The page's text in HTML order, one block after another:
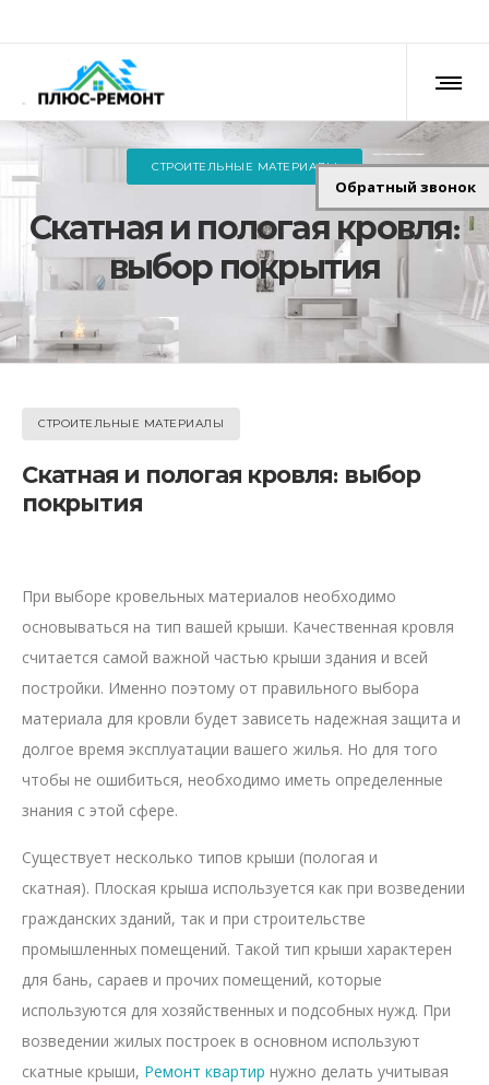
СТРОИТЕЛЬНЫЕ МАТЕРИАЛЫ
Скатная и пологая кровля:
выбор покрытия
СТРОИТЕЛЬНЫЕ МАТЕРИАЛЫ
Скатная и пологая кровля: выбор
покрытия
При выборе кровельных материалов необходимо
основываться на тип вашей крыши. Качественная кровля
считается самой важной частью крыши здания и всей
постройки. Именно поэтому от правильного выбора
материала для кровли будет зависеть надежная защита и
долгое время эксплуатации вашего жилья. Но для того
чтобы не ошибиться, необходимо иметь определенные
знания с этой сфере.
Существует несколько типов крыши (пологая и
скатная). Плоская крыша используется как при возведении
гражданских зданий, так и при строительстве
промышленных помещений. Такой тип крыши характерен
для бань, сараев и прочих помещений, которые
используются для хозяйственных и подсобных нужд. При
возведении жилых построек в основном используют
скатные крыши, Ремонт квартир нужно делать учитывая
Обратный звонок